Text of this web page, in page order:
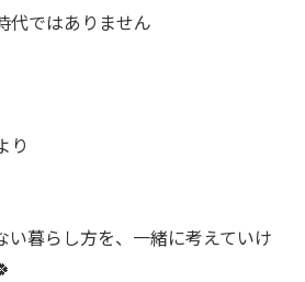
代ではありません
り
い暮らし方を、一緒に考えていけ